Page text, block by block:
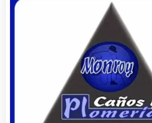
Alquiler de Sillas y Mesas
Alquiler de Trajes de Etiqueta
Alta Costura